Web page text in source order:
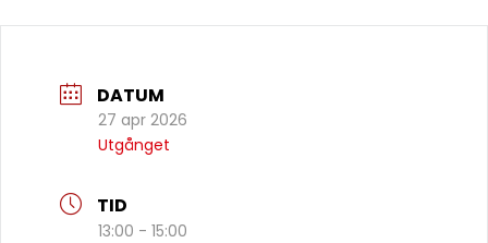
DATUM
27 apr 2026
Utgånget
TID
13:00 - 15:00